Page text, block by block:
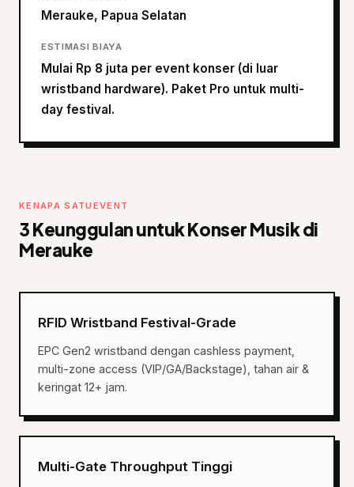
Merauke, Papua Selatan
ESTIMASI BIAYA
Mulai Rp 8 juta per event konser (di luar
wristband hardware). Paket Pro untuk multi-
day festival.
KENAPA SATUEVENT
3 Keunggulan untuk Konser Musik di
Merauke
RFID Wristband Festival-Grade
EPC Gen2 wristband dengan cashless payment,
multi-zone access (VIP/GA/Backstage), tahan air &
keringat 12+ jam.
Multi-Gate Throughput Tinggi